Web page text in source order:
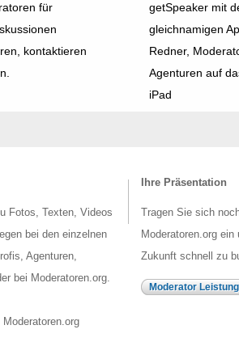
für
kontaktieren
getSpeaker mit
gleichnamigen
Redner,
Agenturen auf
iPad
Fotos, Texten, Videos
bei den einzelnen
Agenturen,
bei Moderatoren.org.
Ihre Präsentation
Tragen Sie sich
Moderatoren.org ein
Zukunft schnell zu
Moderator